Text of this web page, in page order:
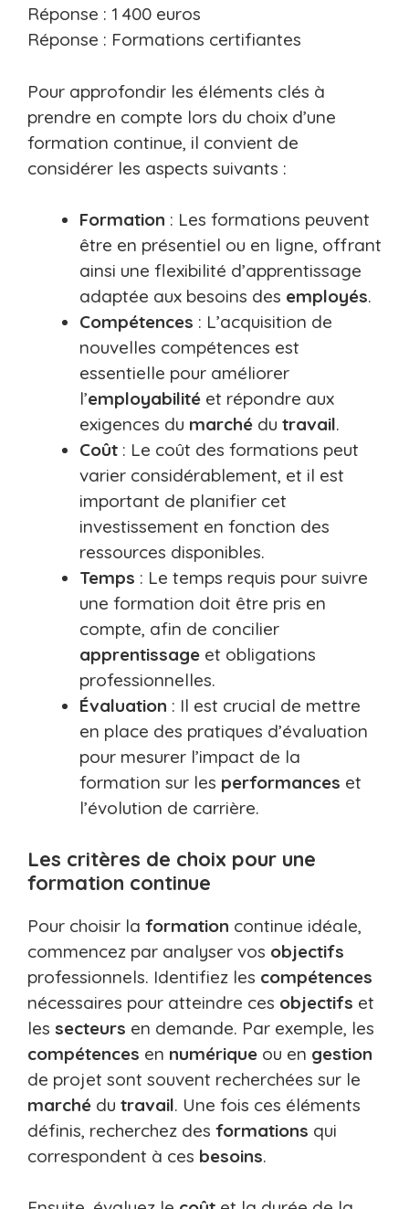
Réponse : 1 400 euros
Réponse : Formations certifiantes
Pour approfondir les éléments clés à
prendre en compte lors du choix d’une
formation continue, il convient de
considérer les aspects suivants :
Formation : Les formations peuvent
être en présentiel ou en ligne, offrant
ainsi une flexibilité d’apprentissage
adaptée aux besoins des employés.
Compétences : L’acquisition de
nouvelles compétences est
essentielle pour améliorer
l’employabilité et répondre aux
exigences du marché du travail.
Coût : Le coût des formations peut
varier considérablement, et il est
important de planifier cet
investissement en fonction des
ressources disponibles.
Temps : Le temps requis pour suivre
une formation doit être pris en
compte, afin de concilier
apprentissage et obligations
professionnelles.
Évaluation : Il est crucial de mettre
en place des pratiques d’évaluation
pour mesurer l’impact de la
formation sur les performances et
l’évolution de carrière.
Les critères de choix pour une
formation continue
Pour choisir la formation continue idéale,
commencez par analyser vos objectifs
professionnels. Identifiez les compétences
nécessaires pour atteindre ces objectifs et
les secteurs en demande. Par exemple, les
compétences en numérique ou en gestion
de projet sont souvent recherchées sur le
marché du travail. Une fois ces éléments
définis, recherchez des formations qui
correspondent à ces besoins.